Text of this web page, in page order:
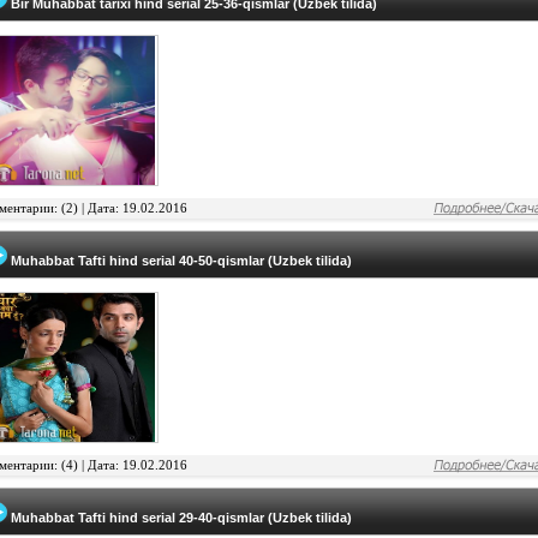
Bir Muhabbat tarixi hind serial 25-36-qismlar (Uzbek tilida)
(2) | Дата: 19.02.2016
Muhabbat Tafti hind serial 40-50-qismlar (Uzbek tilida)
(4) | Дата: 19.02.2016
Muhabbat Tafti hind serial 29-40-qismlar (Uzbek tilida)